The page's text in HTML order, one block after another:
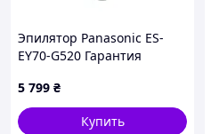
Эпилятор Panasonic ES-
EY70-G520 Гарантия
5 799 ₴
Купить